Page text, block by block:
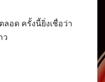
อด ครั้งนี้ยิ่งเชื่อว่า
ว